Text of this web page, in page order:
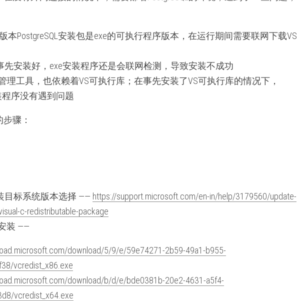
本PostgreSQL安装包是exe的可执行程序版本，在运行期间需要联网下载VS
先安装好，exe安装程序还是会联网检测，导致安装不成功
理工具，也依赖着VS可执行库；在事先安装了VS可执行库的情况下，
程序没有遇到问题
骤：
目标系统版本选择 —— https://support.microsoft.com/en-in/help/3179560/update-
c-redistributable-package
装 ——
download/5/9/e/59e74271-2b59-49a1-b955-
vcredist_x86.exe
download/b/d/e/bde0381b-20e2-4631-a5f4-
vcredist_x64.exe